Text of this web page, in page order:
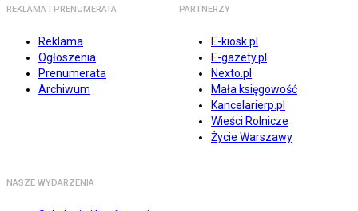
REKLAMA I PRENUMERATA
Reklama
Ogłoszenia
Prenumerata
Archiwum
PARTNERZY
E-kiosk.pl
E-gazety.pl
Nexto.pl
Mała księgowość
Kancelarierp.pl
Wieści Rolnicze
Życie Warszawy
NASZE WYDARZENIA